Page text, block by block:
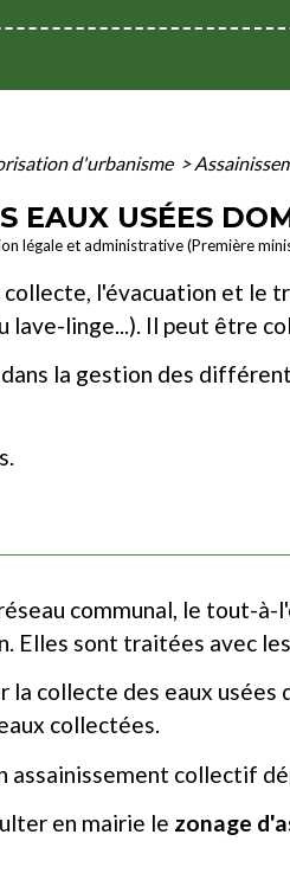
d'urbanisme >
EAUX USÉES
légale et administrative (Première
l'évacuation et le
lave-linge...). Il peut être
la gestion des
communal, le tout-
Elles sont traitées avec
la collecte des eaux
collectées.
assainissement collectif
en mairie le zonage